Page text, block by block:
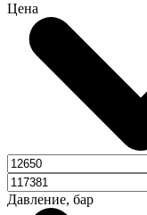
Цена
Давление, бар